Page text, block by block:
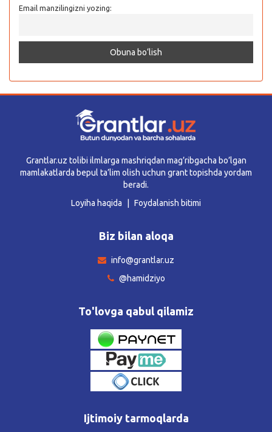
Email manzilingizni yozing:
Grantlar.uz tolibi ilmlarga mashriqdan mag’ribgacha bo’lgan
mamlakatlarda bepul ta’lim olish uchun grant topishda yordam
beradi.
Loyiha haqida
Foydalanish bitimi
Biz bilan aloqa
info@grantlar.uz
@hamidziyo
To'lovga qabul qilamiz
Ijtimoiy tarmoqlarda